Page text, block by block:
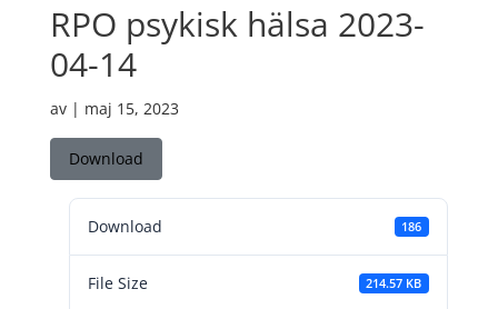
RPO psykisk hälsa 2023-
04-14
av | maj 15, 2023
Download
Download 186
File Size 214.57 KB